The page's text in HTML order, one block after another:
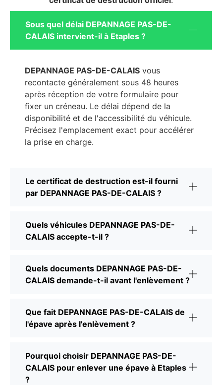
Sous quel délai DEPANNAGE PAS-DE-
CALAIS intervient-il à Etaples ?
DEPANNAGE PAS-DE-CALAIS vous
recontacte généralement sous 48 heures
après réception de votre formulaire pour
fixer un créneau. Le délai dépend de la
disponibilité et de l'accessibilité du véhicule.
Précisez l'emplacement exact pour accélérer
la prise en charge.
Le certificat de destruction est-il fourni
par DEPANNAGE PAS-DE-CALAIS ?
Quels véhicules DEPANNAGE PAS-DE-
CALAIS accepte-t-il ?
Quels documents DEPANNAGE PAS-DE-
CALAIS demande-t-il avant l'enlèvement ?
Que fait DEPANNAGE PAS-DE-CALAIS de
l'épave après l'enlèvement ?
Pourquoi choisir DEPANNAGE PAS-DE-
CALAIS pour enlever une épave à Etaples
?